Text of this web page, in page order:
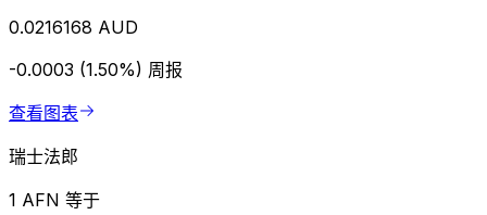
0.0216168 AUD
-0.0003 (1.50%) 周报
查看图表
瑞士法郎
1 AFN 等于